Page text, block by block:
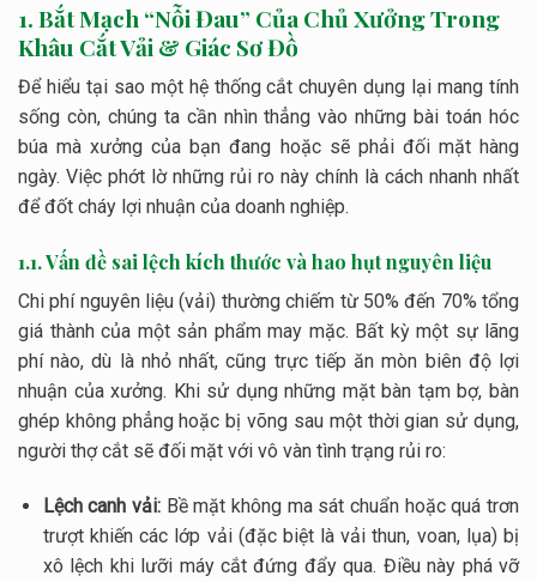
1. Bắt Mạch “Nỗi Đau” Của Chủ Xưởng Trong
Khâu Cắt Vải & Giác Sơ Đồ
Để hiểu tại sao một hệ thống cắt chuyên dụng lại mang tính
sống còn, chúng ta cần nhìn thẳng vào những bài toán hóc
búa mà xưởng của bạn đang hoặc sẽ phải đối mặt hàng
ngày. Việc phớt lờ những rủi ro này chính là cách nhanh nhất
để đốt cháy lợi nhuận của doanh nghiệp.
1.1. Vấn đề sai lệch kích thước và hao hụt nguyên liệu
Chi phí nguyên liệu (vải) thường chiếm từ 50% đến 70% tổng
giá thành của một sản phẩm may mặc. Bất kỳ một sự lãng
phí nào, dù là nhỏ nhất, cũng trực tiếp ăn mòn biên độ lợi
nhuận của xưởng. Khi sử dụng những mặt bàn tạm bợ, bàn
ghép không phẳng hoặc bị võng sau một thời gian sử dụng,
người thợ cắt sẽ đối mặt với vô vàn tình trạng rủi ro:
Lệch canh vải: Bề mặt không ma sát chuẩn hoặc quá trơn
trượt khiến các lớp vải (đặc biệt là vải thun, voan, lụa) bị
xô lệch khi lưỡi máy cắt đứng đẩy qua. Điều này phá vỡ